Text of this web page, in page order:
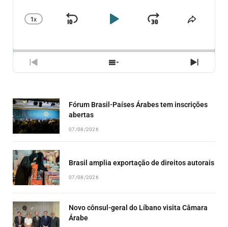
CHANGE
1X
SKIP
PLAYJUMP
PREVIOUS
EPISODE
SHOW
EPISODES
NEXT
Fórum Brasil-Países Árabes tem inscrições
abertas
07/08/2026
Brasil amplia exportação de direitos autorais
07/08/2026
Novo cônsul-geral do Líbano visita Câmara
Árabe